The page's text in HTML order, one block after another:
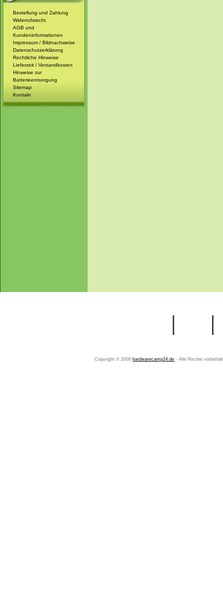
Bestellung und Zahlung
Widerrufsrecht
AGB und
Kundeninformationen
Impressum / Bildnachweise
Datenschutzerklärung
Rechtliche Hinweise
Lieferzeit / Versandkosten
Hinweise zur
Batterieentsorgung
Sitemap
Kontakt
Copyright © 2009 hardwarecamp24.de - Alle Rechte